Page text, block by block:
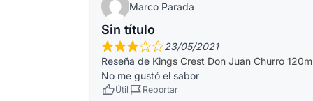
Marco Parada
Sin título
23/05/2021
Reseña de Kings Crest Don Juan Churro
No me gustó el sabor
Útil Reportar